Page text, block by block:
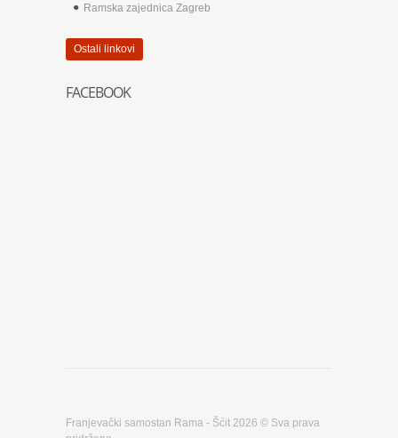
Ramska zajednica Zagreb
Ostali linkovi
FACEBOOK
Franjevački samostan Rama - Šćit 2026 © Sva prava